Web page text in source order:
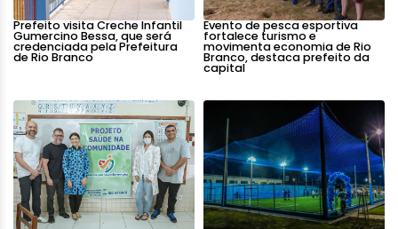
Prefeito visita Creche Infantil
Gumercino Bessa, que será
credenciada pela Prefeitura
de Rio Branco
Evento de pesca esportiva
fortalece turismo e
movimenta economia de Rio
Branco, destaca prefeito da
capital